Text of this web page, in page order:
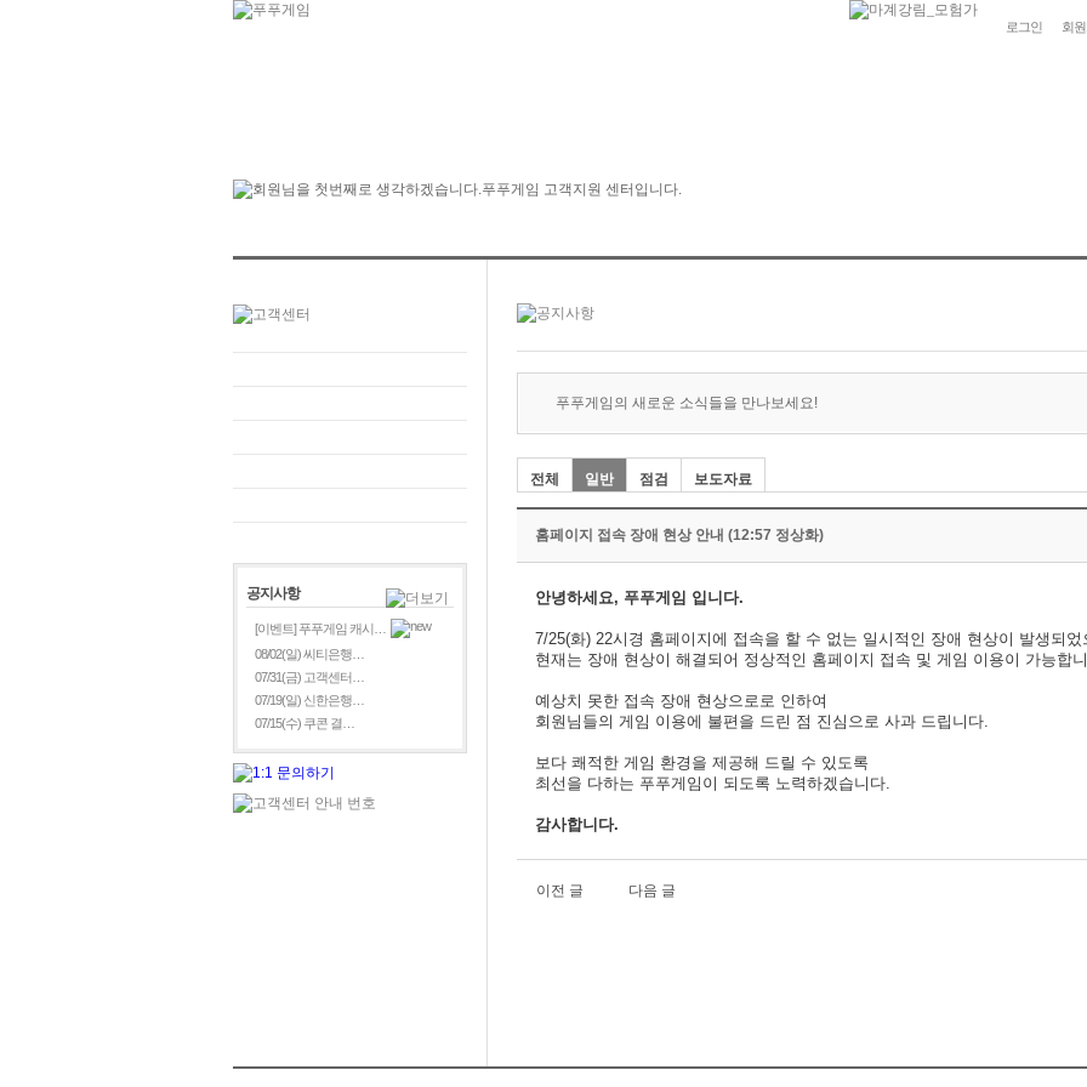
로그인 회
공지사항
[이벤트] 푸푸게임 캐시…
08/02(일) 씨티은행…
07/31(금) 고객센터…
07/19(일) 신한은행…
07/15(수) 쿠콘 결…
푸푸게임의 새로운 소식들을 만나보세요!
전체 일반 점검 보도자료
홈페이지 접속 장애 현상 안내 (12:57 정상화)
안녕하세요, 푸푸게임 입니다.
7/25(화) 22시경 홈페이지에 접속을 할 수 없는 일시적인 장애 현상이 발생되었
현재는 장애 현상이 해결되어 정상적인 홈페이지 접속 및 게임 이용이 가능합
예상치 못한 접속 장애 현상으로로 인하여
회원님들의 게임 이용에 불편을 드린 점 진심으로 사과 드립니다.
보다 쾌적한 게임 환경을 제공해 드릴 수 있도록
최선을 다하는 푸푸게임이 되도록 노력하겠습니다.
감사합니다.
이전 글 다음 글